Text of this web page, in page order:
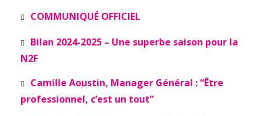
COMMUNIQUÉ OFFICIEL
Bilan 2024-2025 – Une superbe saison pour la
N2F
Camille Aoustin, Manager Général : “Être
professionnel, c’est un tout”